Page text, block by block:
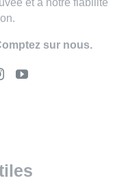
et à notre fiabilité
sur nous.